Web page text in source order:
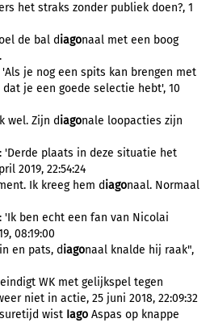
het straks zonder publiek doen?, 1
de bal diagonaal met een boog
je nog een spits kan brengen met
je een goede selectie hebt', 10
wel. Zijn diagonale loopacties zijn
'Derde plaats in deze situatie het
2019, 22:54:24
Ik kreeg hem diagonaal. Normaal
'Ik ben echt een fan van Nicolai
08:19:00
en pats, diagonaal knalde hij raak",
WK met gelijkspel tegen
niet in actie, 25 juni 2018, 22:09:32
wist Iago Aspas op knappe